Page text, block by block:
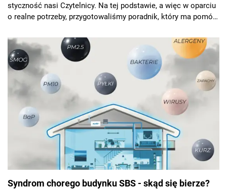
styczność nasi Czytelnicy. Na tej podstawie, a więc w oparciu
o realne potrzeby, przygotowaliśmy poradnik, który ma pomóc
Syndrom chorego budynku SBS - skąd się bierze?